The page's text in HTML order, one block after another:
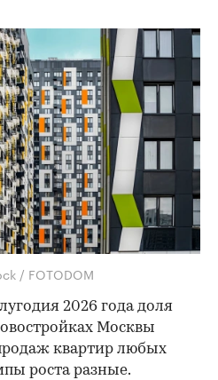
/ FOTODOM
2026 года доля
Москвы
квартир любых
роста разные.